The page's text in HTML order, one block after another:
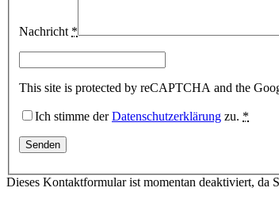
Nachricht *
This site is protected by reCAPTCHA and the
Ich stimme derDatenschutzerklärung zu. *
Dieses Kontaktformular ist momentan deaktiviert, da